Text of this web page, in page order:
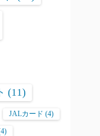
(11)
JALカード (4)